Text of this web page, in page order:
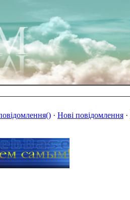
· Нові повідомлення ·